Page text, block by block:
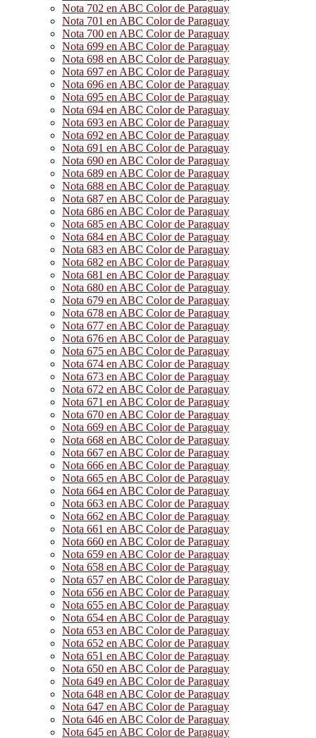
Nota 702 en ABC Color de Paraguay
Nota 701 en ABC Color de Paraguay
Nota 700 en ABC Color de Paraguay
Nota 699 en ABC Color de Paraguay
Nota 698 en ABC Color de Paraguay
Nota 697 en ABC Color de Paraguay
Nota 696 en ABC Color de Paraguay
Nota 695 en ABC Color de Paraguay
Nota 694 en ABC Color de Paraguay
Nota 693 en ABC Color de Paraguay
Nota 692 en ABC Color de Paraguay
Nota 691 en ABC Color de Paraguay
Nota 690 en ABC Color de Paraguay
Nota 689 en ABC Color de Paraguay
Nota 688 en ABC Color de Paraguay
Nota 687 en ABC Color de Paraguay
Nota 686 en ABC Color de Paraguay
Nota 685 en ABC Color de Paraguay
Nota 684 en ABC Color de Paraguay
Nota 683 en ABC Color de Paraguay
Nota 682 en ABC Color de Paraguay
Nota 681 en ABC Color de Paraguay
Nota 680 en ABC Color de Paraguay
Nota 679 en ABC Color de Paraguay
Nota 678 en ABC Color de Paraguay
Nota 677 en ABC Color de Paraguay
Nota 676 en ABC Color de Paraguay
Nota 675 en ABC Color de Paraguay
Nota 674 en ABC Color de Paraguay
Nota 673 en ABC Color de Paraguay
Nota 672 en ABC Color de Paraguay
Nota 671 en ABC Color de Paraguay
Nota 670 en ABC Color de Paraguay
Nota 669 en ABC Color de Paraguay
Nota 668 en ABC Color de Paraguay
Nota 667 en ABC Color de Paraguay
Nota 666 en ABC Color de Paraguay
Nota 665 en ABC Color de Paraguay
Nota 664 en ABC Color de Paraguay
Nota 663 en ABC Color de Paraguay
Nota 662 en ABC Color de Paraguay
Nota 661 en ABC Color de Paraguay
Nota 660 en ABC Color de Paraguay
Nota 659 en ABC Color de Paraguay
Nota 658 en ABC Color de Paraguay
Nota 657 en ABC Color de Paraguay
Nota 656 en ABC Color de Paraguay
Nota 655 en ABC Color de Paraguay
Nota 654 en ABC Color de Paraguay
Nota 653 en ABC Color de Paraguay
Nota 652 en ABC Color de Paraguay
Nota 651 en ABC Color de Paraguay
Nota 650 en ABC Color de Paraguay
Nota 649 en ABC Color de Paraguay
Nota 648 en ABC Color de Paraguay
Nota 647 en ABC Color de Paraguay
Nota 646 en ABC Color de Paraguay
Nota 645 en ABC Color de Paraguay